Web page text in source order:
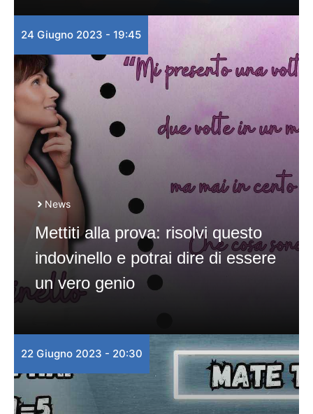
24 Giugno 2023 - 19:45
News
Mettiti alla prova: risolvi questo
indovinello e potrai dire di essere
un vero genio
22 Giugno 2023 - 20:30